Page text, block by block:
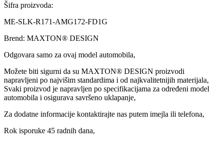
Šifra proizvoda:
ME-SLK-R171-AMG172-FD1G
Brend: MAXTON® DESIGN
Odgovara samo za ovaj model automobila,
Možete biti sigurni da su MAXTON® DESIGN proizvodi
napravljeni po najvišim standardima i od najkvalitetnijih materijala,
Svaki proizvod je napravljen po specifikacijama za određeni model
automobila i osigurava savršeno uklapanje,
Za dodatne informacije kontaktirajte nas putem imejla ili telefona,
Rok isporuke 45 radnih dana,